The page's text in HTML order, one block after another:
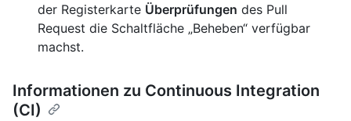
der Registerkarte Überprüfungen des Pull
Request die Schaltfläche „Beheben“ verfügbar
machst.
Informationen zu Continuous Integration
(CI)